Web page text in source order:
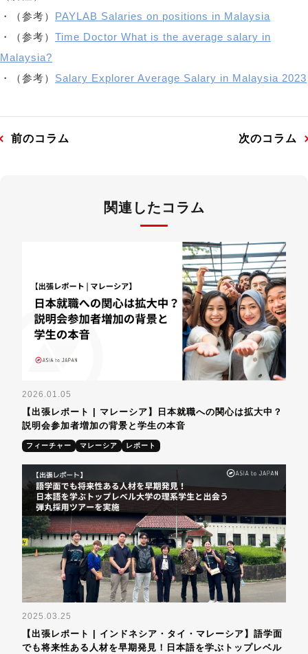
・（参考） PAYLAB Salaries on positions in Malaysia
・（参考） Time Doctor What is the average salary in
Malaysia?
・（参考） Salary Explorer Average Salary in Malaysia 2023
前のコラム 次のコラム
関連したコラム
2026.01.05
【出張レポート | マレーシア】日本就職への関心は拡大中？
説明会参加者増加の背景と学生の本音
フィーチャー マレーシア レポート
2025.03.25
【出張レポート | インドネシア・タイ・マレーシア】語学面
でも将来性ある人材を早期発見！日本語を学ぶトップレベル